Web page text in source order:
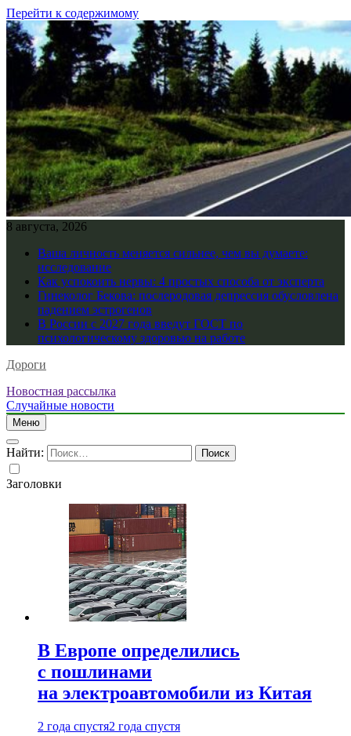
Перейти к содержимому
8 августа, 2026
Ваша личность меняется сильнее, чем вы думаете:
исследование
Как успокоить нервы: 4 простых способа от эксперта
Гинеколог Бекова: послеродовая депрессия обусловлена
падением эстрогенов
В России с 2027 года введут ГОСТ по
психологическому здоровью на работе
Дороги
Новостная рассылка
Случайные новости
Меню
Найти:
Заголовки
В Европе определились
с пошлинами
на электроавтомобили из Китая
2 года спустя2 года спустя